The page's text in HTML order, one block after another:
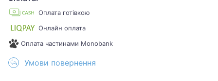
Оплата готівкою
Онлайн оплата
Оплата частинами Monobank
Умови повернення